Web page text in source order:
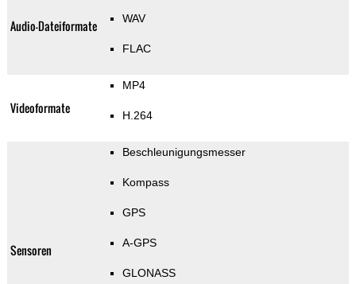
Audio-Dateiformate WAV
FLAC
Videoformate
MP4
H.264
Sensoren
Beschleunigungsmesser
Kompass
GPS
A-GPS
GLONASS